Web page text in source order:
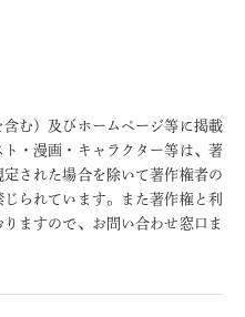
む）及びホームページ等に掲載
・漫画・キャラクター等は、著
された場合を除いて著作権者の
られています。また著作権と利
ますので、お問い合わせ窓口ま